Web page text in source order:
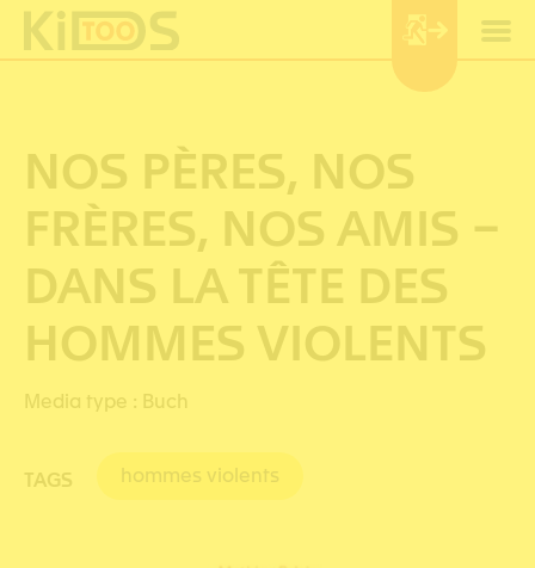
NOS PÈRES, NOS
FRÈRES, NOS AMIS –
DANS LA TÊTE DES
HOMMES VIOLENTS
Media type : Buch
TAGS hommes violents
Cookie-Einstellungen